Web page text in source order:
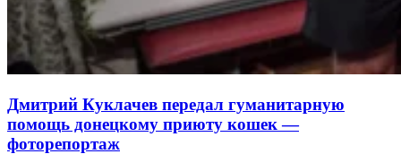
Дмитрий Куклачев передал гуманитарную
помощь донецкому приюту кошек —
фоторепортаж